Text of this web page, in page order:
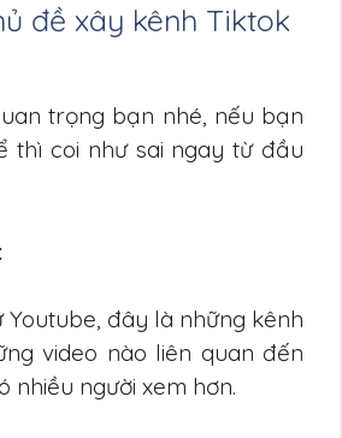
đề xây kênh Tiktok
trọng bạn nhé, nếu bạn
thì coi như sai ngay từ đầu
Youtube, đây là những kênh
video nào liên quan đến
nhiều người xem hơn.